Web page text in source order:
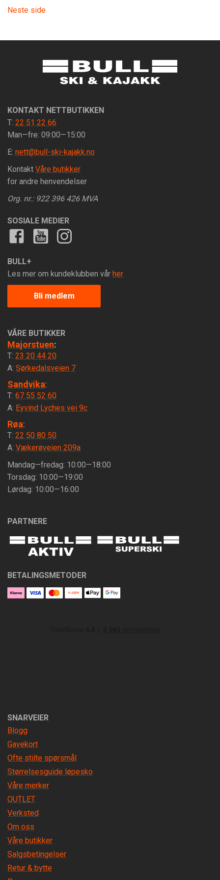
Neste side
KONTAKT NETTBUTIKKEN
T: 22 51 22 66
Man—fre: 09:00—15:00
E: nett@bull-ski-kajakk.no
Kontakt Våre butikker
for andre henvendelser
Org. nr.: 922 396 426 MVA
SOSIALE MEDIER
BULL+
Les mer om kundeklubben vår her
Bli medlem
VÅRE BUTIKKER
Majorstuen:
T: 23 20 44 20
A: Sørkedalsveien 7
Sandvika:
T: 67 55 52 60
A: Eyvind Lyches vei 9c
Røa:
T: 22 50 80 50
A: Vækerøveien 209a
Mandag—fredag: 10:00—18:00
Torsdag: 10:00—19:00
Lørdag: 10:00—16:00
PARTNERE
BETALINGSMETODER
SNARVEIER
Blogg
Gavekort
Ofte stilte spørsmål
Størrelsesguide løpesko
Våre merker
OUTLET
Verksted
Om oss
Våre butikker
Salgsbetingelser
Retur & bytte